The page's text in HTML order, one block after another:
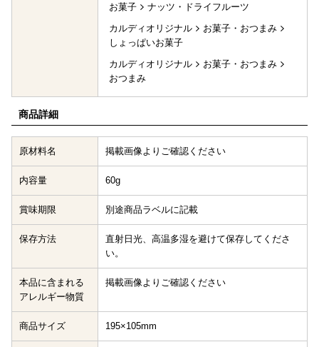
お菓子
ナッツ・ドライフルーツ
カルディオリジナル
お菓子・おつまみ
しょっぱいお菓子
カルディオリジナル
お菓子・おつまみ
おつまみ
商品詳細
原材料名 掲載画像よりご確認ください
内容量 60g
賞味期限 別途商品ラベルに記載
保存方法
直射日光、高温多湿を避けて保存してくださ
い。
本品に含まれる
アレルギー物質
掲載画像よりご確認ください
商品サイズ 195×105mm